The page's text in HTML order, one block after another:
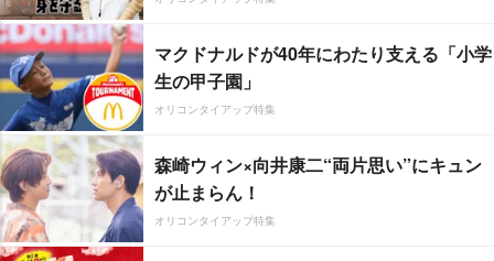
マクドナルドが40年にわたり支える「小学
生の甲子園」
オリコンタイアップ特集
森崎ウィン×向井康二“両片思い”にキュン
が止まらん！
オリコンタイアップ特集